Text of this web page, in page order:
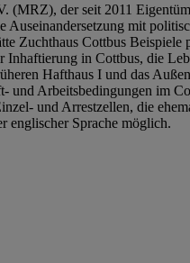
der seit 2011
mit
Zuchthaus Cottbus
in Cottbus, die
Hafthaus I und das
und Arbeitsbedingungen im
und Arrestzellen, die
englischer Sprache möglich.